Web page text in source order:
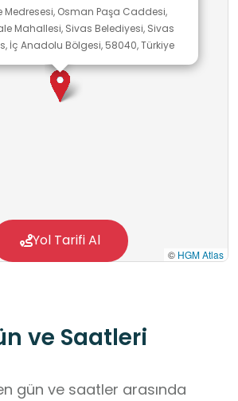
Osman Paşa Caddesi,
Mahallesi, Sivas Belediyesi, Sivas
İç Anadolu Bölgesi, 58040, Türkiye
© HGM Atlas
Yol Tarifi Al
ve Saatleri
gün ve saatler arasında